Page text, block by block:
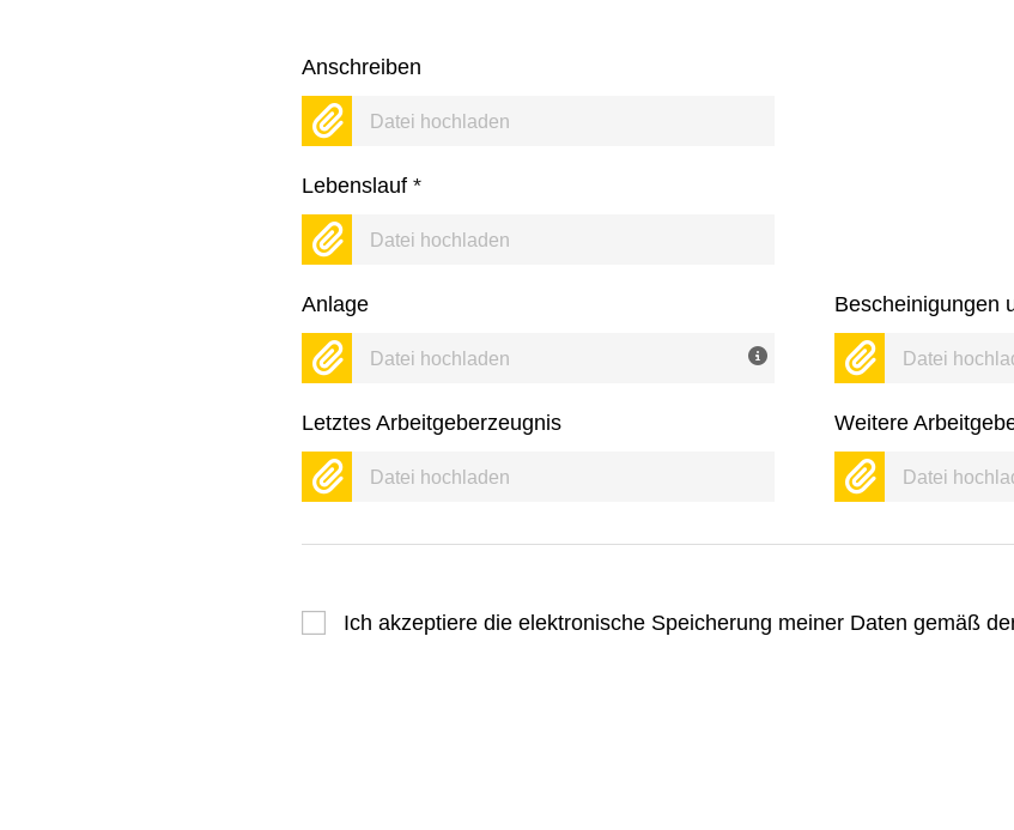
Anschreiben
Datei hochladen
Lebenslauf *
Datei hochladen
Anlage
Datei hochladen
Bescheinigungen
Datei
Letztes Arbeitgeberzeugnis
Datei hochladen
Weitere
Datei
Ich akzeptiere die elektronische Speicherung meiner Daten gemäß